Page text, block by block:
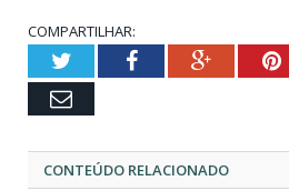
COMPARTILHAR:
TwitterFacebookGoogle+
Email
CONTEÚDO RELACIONADO